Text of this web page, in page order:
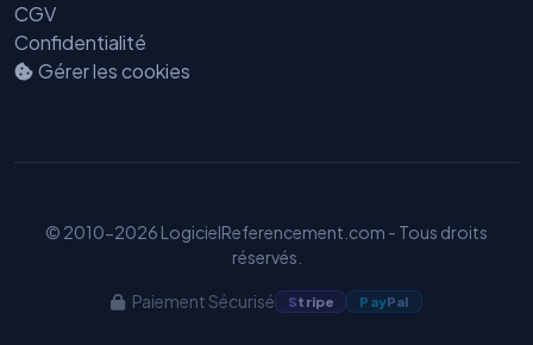
CGV
Confidentialité
Gérer les cookies
© 2010-2026 LogicielReferencement.com - Tous droits
réservés.
Paiement Sécurisé Stripe PayPal
GEO